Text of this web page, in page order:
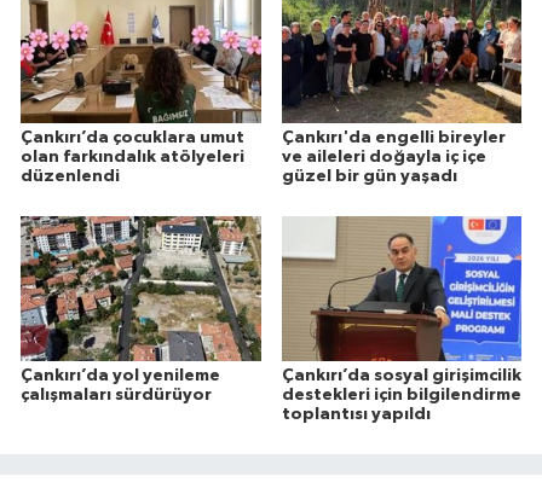
Çankırı’da çocuklara umut
olan farkındalık atölyeleri
düzenlendi
Çankırı'da engelli bireyler
ve aileleri doğayla iç içe
güzel bir gün yaşadı
Çankırı’da yol yenileme
çalışmaları sürdürüyor
Çankırı’da sosyal girişimcilik
destekleri için bilgilendirme
toplantısı yapıldı